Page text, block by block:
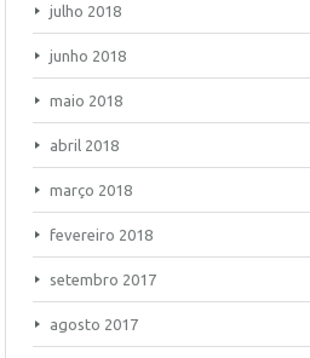
julho 2018
junho 2018
maio 2018
abril 2018
março 2018
fevereiro 2018
setembro 2017
agosto 2017